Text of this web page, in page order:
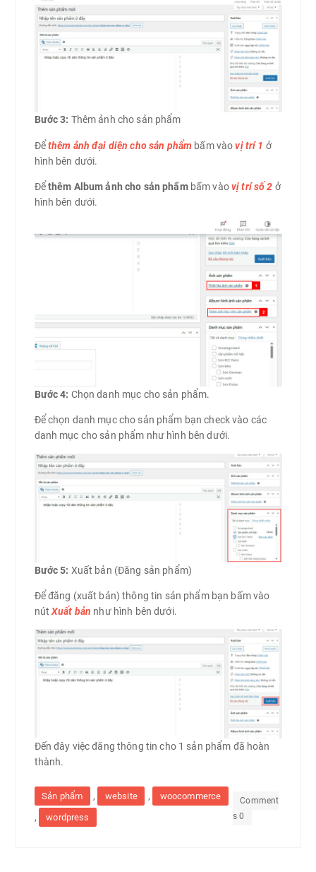
Bước 3: Thêm ảnh cho sản phẩm
Đểthêm ảnh đại diện cho sản phẩm bấm vàovị trí 1 ở
hình bên dưới.
Đểthêm Album ảnh cho sản phẩmbấm vàovị trí số 2 ở
hình bên dưới.
Bước 4: Chọn danh mục cho sản phẩm.
Để chọn danh mục cho sản phẩm bạn check vào các
danh mục cho sản phẩm như hình bên dưới.
Bước 5: Xuất bản (Đăng sản phẩm)
Để đăng (xuất bản) thông tin sản phẩm bạn bấm vào
nútXuất bản như hình bên dưới.
Đến đây việc đăng thông tin cho 1 sản phẩm đã hoàn
thành.
Sản phẩm , website , woocommerce
, wordpress
Comment
s 0